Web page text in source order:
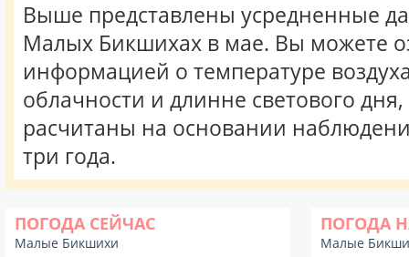
Выше представлены усредненные
Малых Бикшихах в мае. Вы можете
информацией о температуре
облачности и длинне светового
расчитаны на основании
три года.
ПОГОДА СЕЙЧАС
Малые Бикшихи
ПОГОДА
Малые